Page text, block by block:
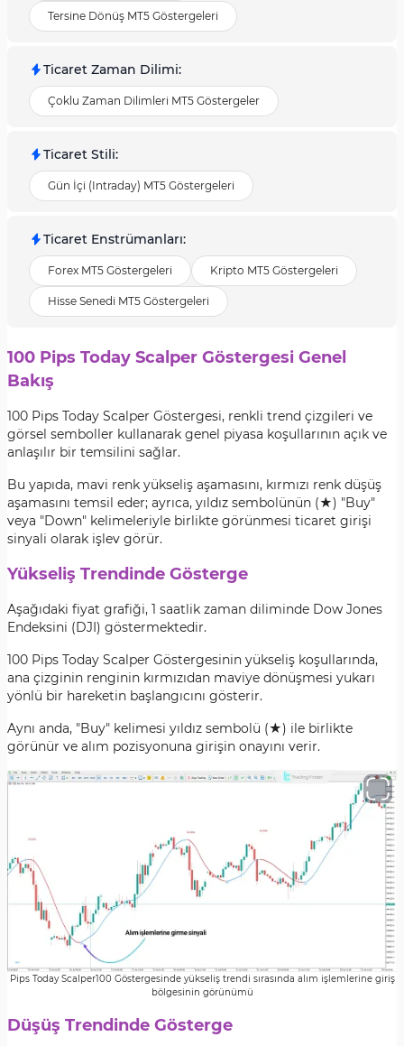
Tersine Dönüş MT5 Göstergeleri
Ticaret Zaman Dilimi:
Çoklu Zaman Dilimleri MT5 Göstergeler
Ticaret Stili:
Gün İçi (Intraday) MT5 Göstergeleri
Ticaret Enstrümanları:
Forex MT5 Göstergeleri Kripto MT5 Göstergeleri
Hisse Senedi MT5 Göstergeleri
100 Pips Today Scalper Göstergesi Genel
Bakış
100 Pips Today Scalper Göstergesi, renkli trend çizgileri ve
görsel semboller kullanarak genel piyasa koşullarının açık ve
anlaşılır bir temsilini sağlar.
Bu yapıda, mavi renk yükseliş aşamasını, kırmızı renk düşüş
aşamasını temsil eder; ayrıca, yıldız sembolünün (★) "Buy"
veya "Down" kelimeleriyle birlikte görünmesi ticaret girişi
sinyali olarak işlev görür.
Yükseliş Trendinde Gösterge
Aşağıdaki fiyat grafiği, 1 saatlik zaman diliminde Dow Jones
Endeksini (DJI) göstermektedir.
100 Pips Today Scalper Göstergesinin yükseliş koşullarında,
ana çizginin renginin kırmızıdan maviye dönüşmesi yukarı
yönlü bir hareketin başlangıcını gösterir.
Aynı anda, "Buy" kelimesi yıldız sembolü (★) ile birlikte
görünür ve alım pozisyonuna girişin onayını verir.
Pips Today Scalper100 Göstergesinde yükseliş trendi sırasında alım işlemlerine giriş
bölgesinin görünümü
Düşüş Trendinde Gösterge